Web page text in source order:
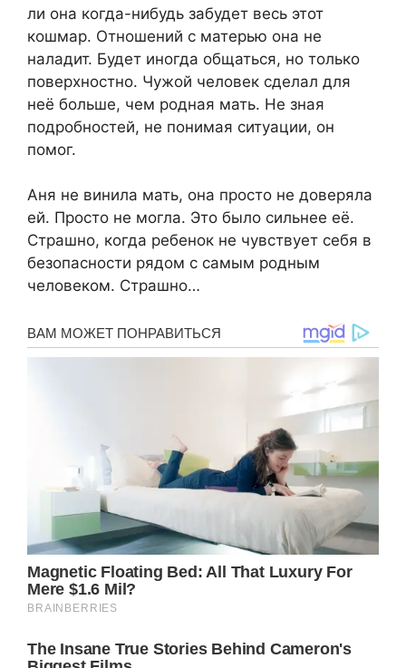
ли она когда-нибудь забудет весь этот
кошмaр. Отношений с матерью она не
наладит. Будет иногда общаться, но только
поверхностно. Чужой человек сделал для
неё больше, чем родная мать. Не зная
подробностей, не понимая ситуации, он
помог.
Аня не винила мать, она просто не доверяла
ей. Просто не могла. Это было сильнее её.
Страшно, когда ребенок не чувствует себя в
безопасности рядом с самым родным
человеком. Страшно…